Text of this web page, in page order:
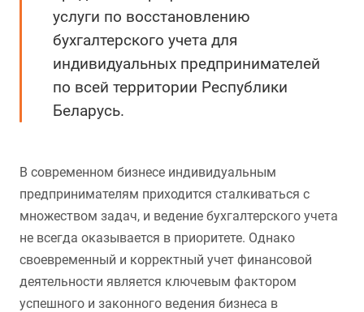
услуги по восстановлению
бухгалтерского учета для
индивидуальных предпринимателей
по всей территории Республики
Беларусь.
В современном бизнесе индивидуальным
предпринимателям приходится сталкиваться с
множеством задач, и ведение бухгалтерского учета
не всегда оказывается в приоритете. Однако
своевременный и корректный учет финансовой
деятельности является ключевым фактором
успешного и законного ведения бизнеса в